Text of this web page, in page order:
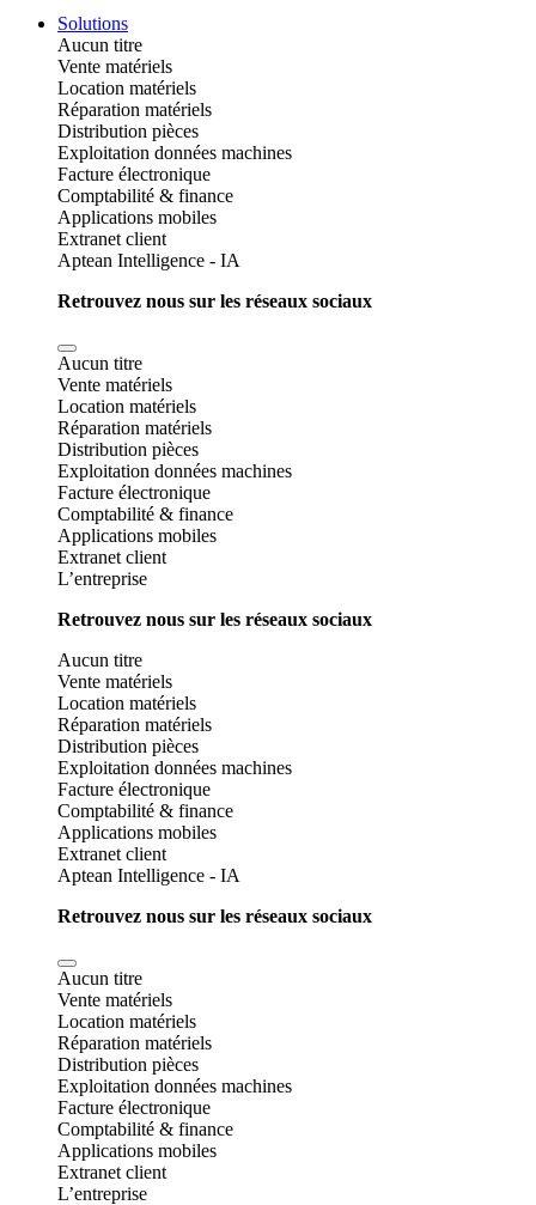
Solutions
Aucun titre
Vente matériels
Location matériels
Réparation matériels
Distribution pièces
Exploitation données machines
Facture électronique
Comptabilité & finance
Applications mobiles
Extranet client
Aptean Intelligence - IA
Retrouvez nous sur les réseaux sociaux
Aucun titre
Vente matériels
Location matériels
Réparation matériels
Distribution pièces
Exploitation données machines
Facture électronique
Comptabilité & finance
Applications mobiles
Extranet client
L’entreprise
Retrouvez nous sur les réseaux sociaux
Aucun titre
Vente matériels
Location matériels
Réparation matériels
Distribution pièces
Exploitation données machines
Facture électronique
Comptabilité & finance
Applications mobiles
Extranet client
Aptean Intelligence - IA
Retrouvez nous sur les réseaux sociaux
Aucun titre
Vente matériels
Location matériels
Réparation matériels
Distribution pièces
Exploitation données machines
Facture électronique
Comptabilité & finance
Applications mobiles
Extranet client
L’entreprise